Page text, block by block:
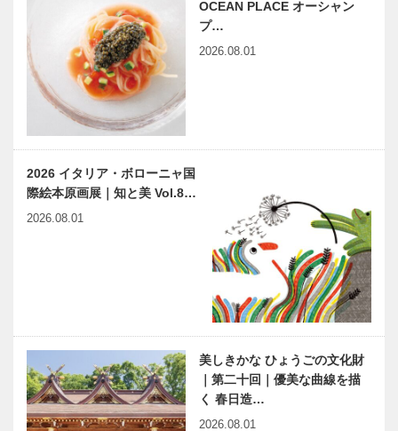
OCEAN PLACE オーシャン
プ…
2026.08.01
2026 イタリア・ボローニャ国
際絵本原画展｜知と美 Vol.8…
2026.08.01
美しきかな ひょうごの文化財
｜第二十回｜優美な曲線を描
く 春日造…
2026.08.01